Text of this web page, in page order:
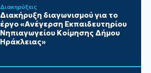
Διακηρύξεις
Διακήρυξη διαγωνισμού για το
έργο «Ανέγερση Εκπαιδευτηρίου
Νηπιαγωγείου Κοίμησης Δήμου
Ηράκλειας»